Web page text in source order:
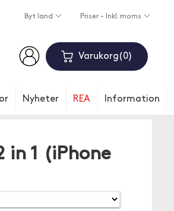
Byt land Priser - Inkl. moms
Varukorg 0
Nyheter REA Information
in 1 (iPhone